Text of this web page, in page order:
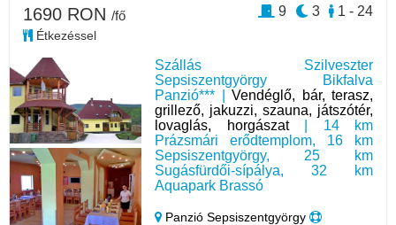
Szállás Szilveszter
Sepsiszentgyörgy Bikfalva
Panzió*** |Vendéglő, bár, terasz,
grillező, jakuzzi, szauna, játszótér,
lovaglás, horgászat| 14 km
Prázsmári erődtemplom, 16 km
Sepsiszentgyörgy, 25 km
Sugásfürdői-sípálya, 32 km
Aquapark Brassó
Panzió Sepsiszentgyörgy
1690 RON /fő
Étkezéssel
1 - 24
3
9